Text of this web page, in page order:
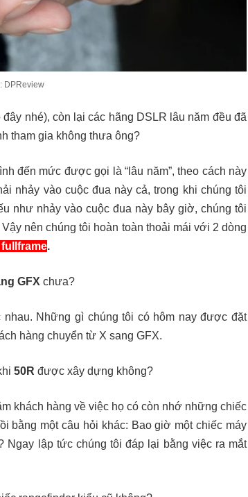
DPReview
nhé), còn lại các hãng DSLR lâu năm đều đã
tham gia không thưa ông?
đến mức được gọi là “lâu năm”, theo cách này
nhảy vào cuộc đua này cả, trong khi chúng tôi
như nhảy vào cuộc đua này bây giờ, chúng tôi
Vậy nên chúng tôi hoàn toàn thoải mái với 2 dòng
.
GFX chưa?
Những gì chúng tôi có hôm nay được đặt
hàng chuyển từ X sang GFX.
50R được xây dựng không?
khách hàng về việc họ có còn nhớ những chiếc
bằng một câu hỏi khác: Bao giờ một chiếc máy
Ngay lập tức chúng tôi đáp lại bằng việc ra mắt